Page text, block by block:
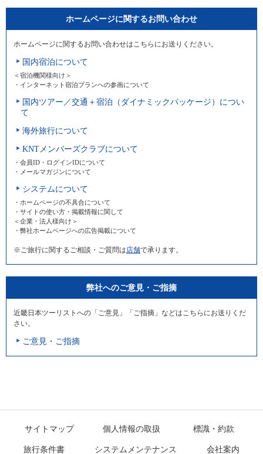
ホームページに関するお問い合わせ
ホームページに関するお問い合わせはこちらにお送りください。
国内宿泊について
＜宿泊機関様向け＞
・インターネット宿泊プランへの参画について
国内ツアー／交通＋宿泊（ダイナミックパッケージ）につい
て
海外旅行について
KNTメンバーズクラブについて
・会員ID・ログインIDについて
・メールマガジンについて
システムについて
・ホームページの不具合について
・サイトの使い方・掲載情報に関して
＜企業・法人様向け＞
・弊社ホームページへの広告掲載について
※ご旅行に関するご相談・ご質問は 店舗で承ります。
弊社へのご意見・ご指摘
近畿日本ツーリストへの「ご意見」「ご指摘」などはこちらにお送りくだ
さい。
ご意見・ご指摘
サイトマップ 個人情報の取扱 標識・約款
旅行条件書 システムメンテナンス 会社案内